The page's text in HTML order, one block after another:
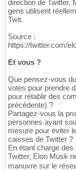
direction de Twitter.
gens utilisent
Twit.
Source :
https://twitter.com/
Et vous ?
Que pensez-vous
votes pour prendre
pour rétablir des
précédente) ?
Partagez-vous la
personnes ayant
mesure pour éviter
caisses de Twitter ?
En étant chargé
Twitter, Elon Musk
manuvre sur le